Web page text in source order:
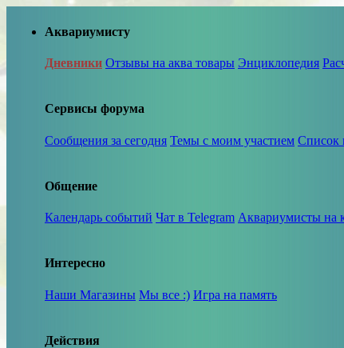
Аквариумисту
Дневники Отзывы на аква товары Энциклопедия
Сервисы форума
Сообщения за сегодня Темы с моим участием Список
Общение
Календарь событий Чат в Telegram Аквариумисты на
Интересно
Наши Магазины Мы все :) Игра на память
Действия